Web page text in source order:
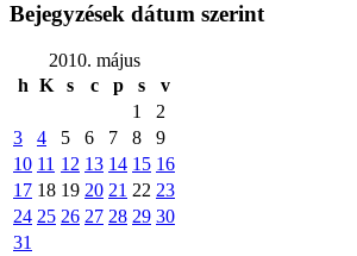
Bejegyzések dátum szerint
2010. május
h K s c p s
v
1
2
3
4 5 6 7 8
9
10 11 12 13 14 15 16
17 18 19 20 21 22 23
24 25 26 27 28 29 30
31